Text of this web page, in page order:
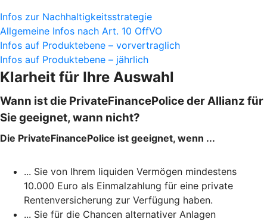
Infos zur Nachhaltigkeitsstrategie
Allgemeine Infos nach Art. 10 OffVO
Infos auf Produktebene – vorvertraglich
Infos auf Produktebene – jährlich
Klarheit für Ihre Auswahl
Wann ist die PrivateFinancePolice der Allianz für
Sie geeignet, wann nicht?
Die PrivateFinancePolice ist geeignet, wenn ...
... Sie von Ihrem liquiden Vermögen mindestens
10.000 Euro als Einmalzahlung für eine private
Rentenversicherung zur Verfügung haben.
... Sie für die Chancen alternativer Anlagen